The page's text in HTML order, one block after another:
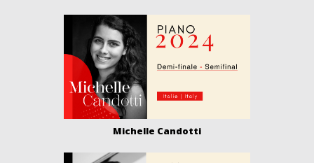
Michelle Candotti